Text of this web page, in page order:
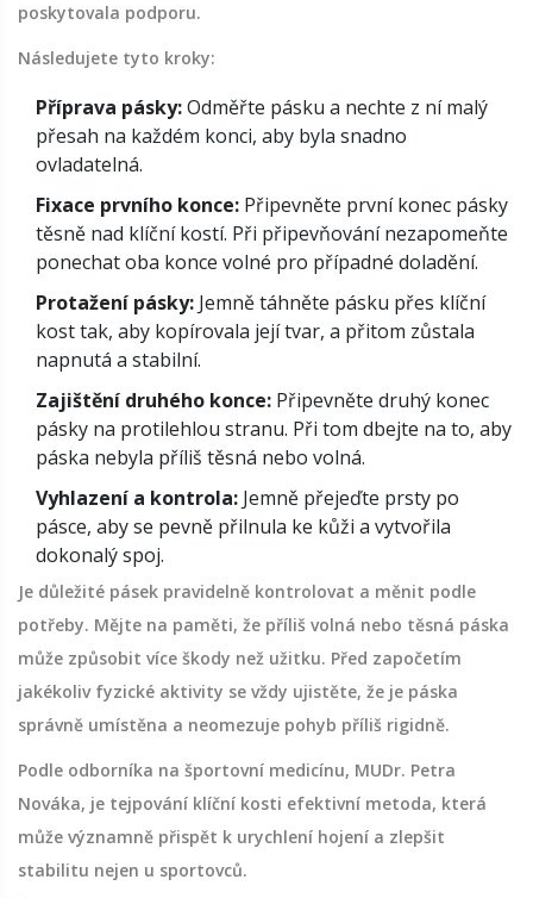
poskytovala podporu.
Následujete tyto kroky:
Příprava pásky:Odměřte pásku a nechte z ní malý
přesah na každém konci, aby byla snadno
ovladatelná.
Fixace prvního konce: Připevněte první konec pásky
těsně nad klíční kostí. Při připevňování nezapomeňte
ponechat oba konce volné pro případné doladění.
Protažení pásky: Jemně táhněte pásku přes klíční
kost tak, aby kopírovala její tvar, a přitom zůstala
napnutá a stabilní.
Zajištění druhého konce: Připevněte druhý konec
pásky na protilehlou stranu. Při tom dbejte na to, aby
páska nebyla příliš těsná nebo volná.
Vyhlazení a kontrola: Jemně přejeďte prsty po
pásce, aby se pevně přilnula ke kůži a vytvořila
dokonalý spoj.
Je důležité pásek pravidelně kontrolovat a měnit podle
potřeby. Mějte na paměti, že příliš volná nebo těsná páska
může způsobit více škody než užitku. Před započetím
jakékoliv fyzické aktivity se vždy ujistěte, že je páska
správně umístěna a neomezuje pohyb příliš rigidně.
Podle odborníka na športovní medicínu, MUDr. Petra
Nováka, je tejpování klíční kosti efektivní metoda, která
může významně přispět k urychlení hojení a zlepšit
stabilitu nejen u sportovců.